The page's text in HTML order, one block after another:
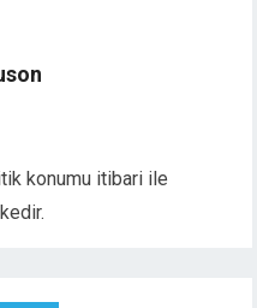
konumu itibari ile